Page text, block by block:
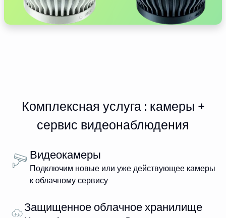
Комплексная услуга : камеры +
сервис видеонаблюдения
Видеокамеры
Подключим новые или уже действующее камеры
к облачному сервису
Защищенное облачное хранилище